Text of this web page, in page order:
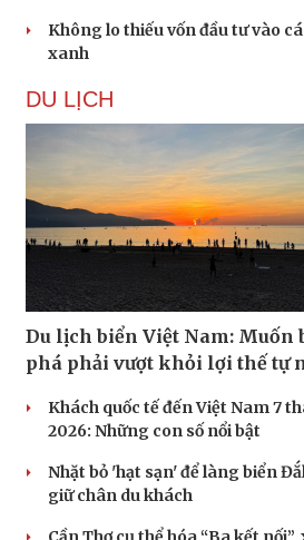
Không lo thiếu vốn đầu tư vào
xanh
DU LỊCH
Du lịch biển Việt Nam: Muốn
phá phải vượt khỏi lợi thế tự
Khách quốc tế đến Việt Nam 7
2026: Những con số nổi bật
Nhặt bỏ 'hạt sạn' để làng biển
giữ chân du khách